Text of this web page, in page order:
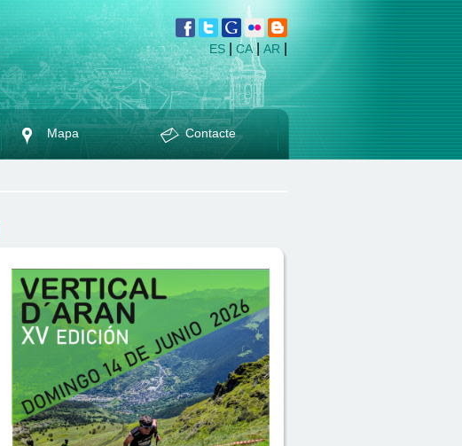
ES CA | AR
Mapa Contacte